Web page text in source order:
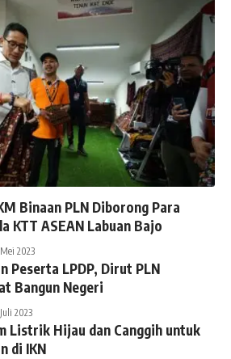
Binaan PLN Diborong Para
KTT ASEAN Labuan Bajo
2023
Peserta LPDP, Dirut PLN
Bangun Negeri
2023
Listrik Hijau dan Canggih untuk
di IKN